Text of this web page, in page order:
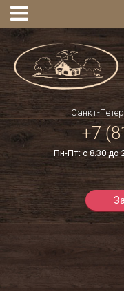
Санкт-
+7
Пн-Пт: с 8.30 до